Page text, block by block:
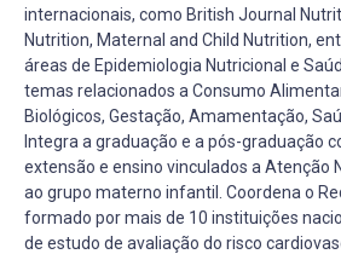
internacionais, como British Journal
Nutrition, Maternal and Child Nutrition,
áreas de Epidemiologia Nutricional e
temas relacionados a Consumo
Biológicos, Gestação, Amamentação,
Integra a graduação e a pós-graduação
extensão e ensino vinculados a Atenção
ao grupo materno infantil. Coordena o
formado por mais de 10 instituições
de estudo de avaliação do risco